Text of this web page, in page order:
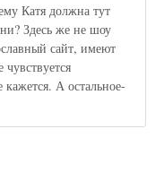
Катя должна тут
Здесь же не шоу
сайт, имеют
кажется. А остальное-